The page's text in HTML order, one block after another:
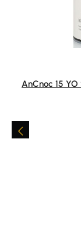
AnCnoc 15